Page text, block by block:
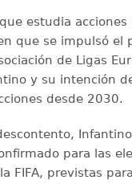
estudia
que se impulsó el
de Ligas
y su intención
desde 2030.
para las
FIFA, previstas